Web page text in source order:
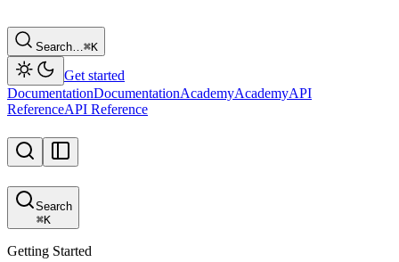
Search…⌘K
Get started
DocumentationDocumentationAcademyAcademyAPI
ReferenceAPI Reference
Search
⌘K
Getting Started